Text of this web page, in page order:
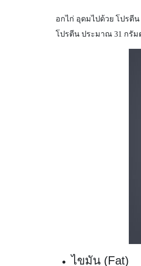
อกไก่ อุดมไปด้วย โปรตี
โปรตีน ประมาณ 31 กรัม
ไขมัน (Fat)